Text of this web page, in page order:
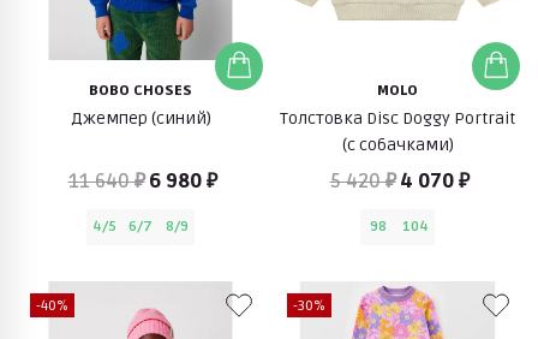
BOBO CHOSES
Джемпер (синий)
11 640 ₽ 6 980 ₽
4/5 6/7 8/9
MOLO
Толстовка Disc Doggy Portrait
(с собачками)
5 420 ₽ 4 070 ₽
98 104
-40% -30%